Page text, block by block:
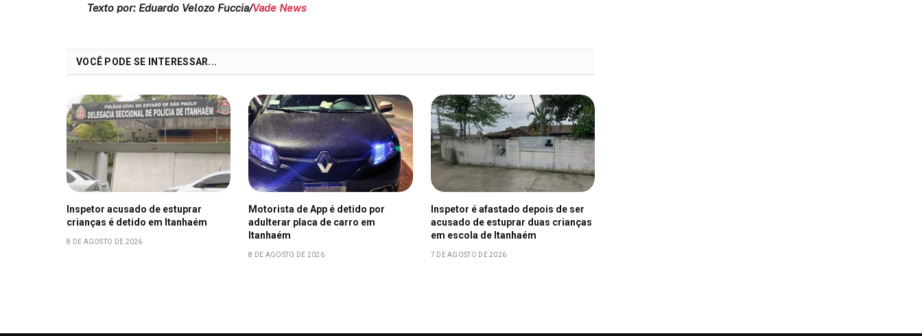
Texto por: Eduardo Velozo Fuccia/Vade News
VOCÊ PODE SE INTERESSAR...
Inspetor acusado de estuprar
crianças é detido em Itanhaém
8 DE AGOSTO DE 2026
Motorista de App é detido por
adulterar placa de carro em
Itanhaém
8 DE AGOSTO DE 2026
Inspetor é afastado depois de ser
acusado de estuprar duas crianças
em escola de Itanhaém
7 DE AGOSTO DE 2026